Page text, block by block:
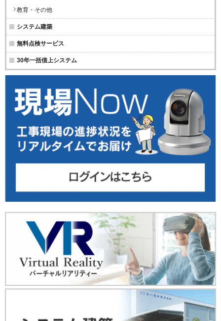
教育・その他
システム建築
無料点検サービス
30年一括借上システム